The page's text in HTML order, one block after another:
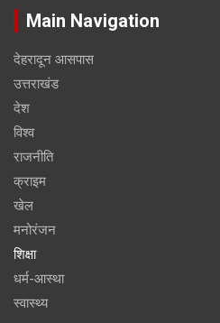
Main Navigation
देहरादून आसपास
उत्तराखंड
देश
विश्व
राजनीति
क्राइम
खेल
मनोरंजन
शिक्षा
धर्म-आस्था
स्वास्थ्य